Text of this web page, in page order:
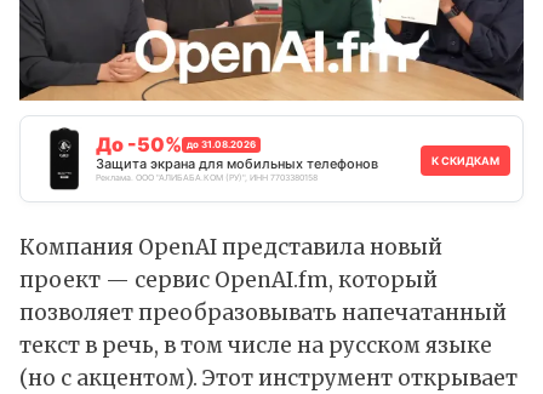
До -50% до 31.08.2026
Защита экрана для мобильных телефонов
Реклама. ООО "АЛИБАБА.КОМ (РУ)", ИНН 7703380158
К СКИДКАМ
Компания OpenAIпредставилановый
проект — сервис OpenAI.fm, который
позволяет преобразовывать напечатанный
текст в речь, в том числе на русском языке
(но с акцентом). Этот инструмент открывает